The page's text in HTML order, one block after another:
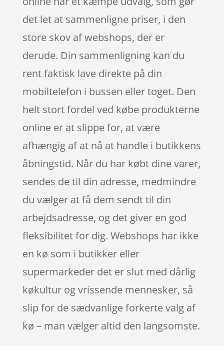
det let at sammenligne priser, i den
store skov af webshops, der er
derude. Din sammenligning kan du
rent faktisk lave direkte på din
mobiltelefon i bussen eller toget. Den
helt stort fordel ved købe produkterne
online er at slippe for, at være
afhængig af at nå at handle i butikkens
åbningstid. Når du har købt dine varer,
sendes de til din adresse, medmindre
du vælger at få dem sendt til din
arbejdsadresse, og det giver en god
fleksibilitet for dig. Webshops har ikke
en kø som i butikker eller
supermarkeder det er slut med dårlig
køkultur og vrissende mennesker, så
slip for de sædvanlige forkerte valg af
kø – man vælger altid den langsomste.